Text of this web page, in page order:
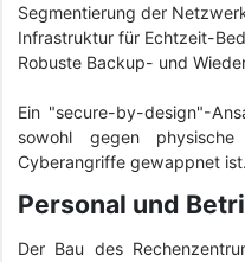
Segmentierung der
Infrastruktur für Echtzeit-
Robuste Backup- und
Ein "secure-by-design"-
sowohl gegen
Cyberangriffe gewappnet ist.
Personal und
Der Bau des